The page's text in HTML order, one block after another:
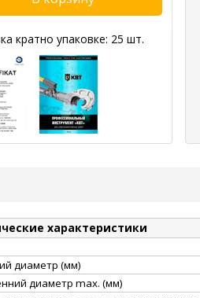
кратно упаковке: 25 шт.
характеристики
диаметр (мм)
диаметр max. (мм)